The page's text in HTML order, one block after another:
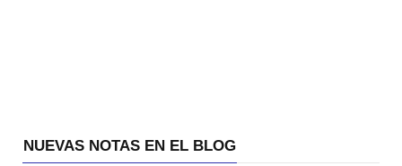
NUEVAS NOTAS EN EL BLOG